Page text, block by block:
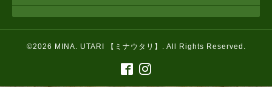
©2026 MINA. UTARI 【ミナウタリ】 . All Rights Reserved.